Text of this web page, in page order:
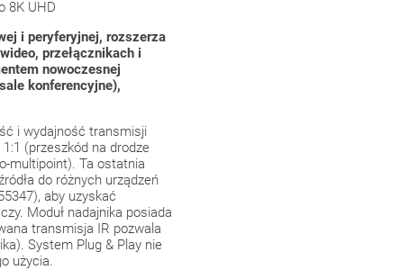
8K UHD
i peryferyjnej, rozszerza
przełącznikach i
nowoczesnej
konferencyjne),
i wydajność transmisji
(przeszkód na drodze
multipoint). Ta ostatnia
do różnych urządzeń
aby uzyskać
Moduł nadajnika posiada
transmisja IR pozwala
System Plug & Play nie
użycia.